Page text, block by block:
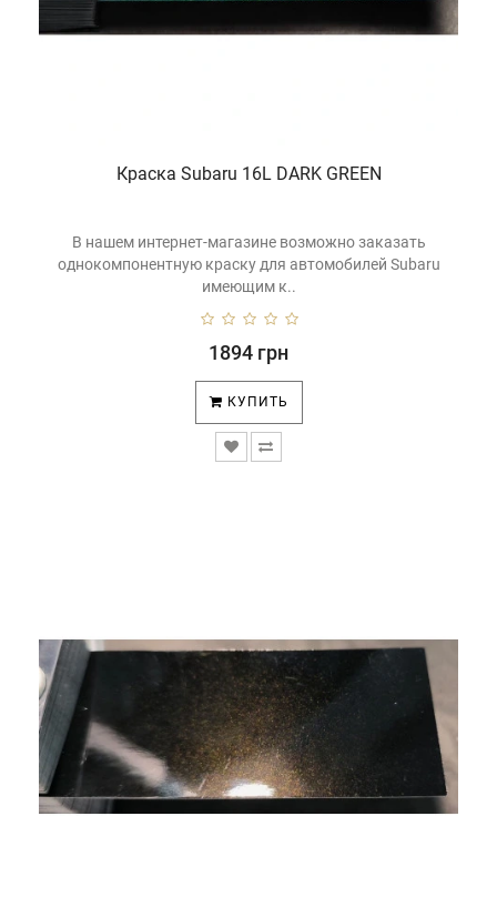
Краска Subaru 16L DARK GREEN
В нашем интернет-магазине возможно заказать
однокомпонентную краску для автомобилей Subaru
имеющим к..
1894 грн
КУПИТЬ